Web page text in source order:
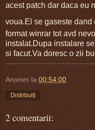
acest patch dar daca eu
voua.El se gaseste dand
format winrar tot avd
instalat.Dupa instalare
si facut.Va doresc o zii
Anonim la 00:54:00
Distribuiți
2 comentarii: